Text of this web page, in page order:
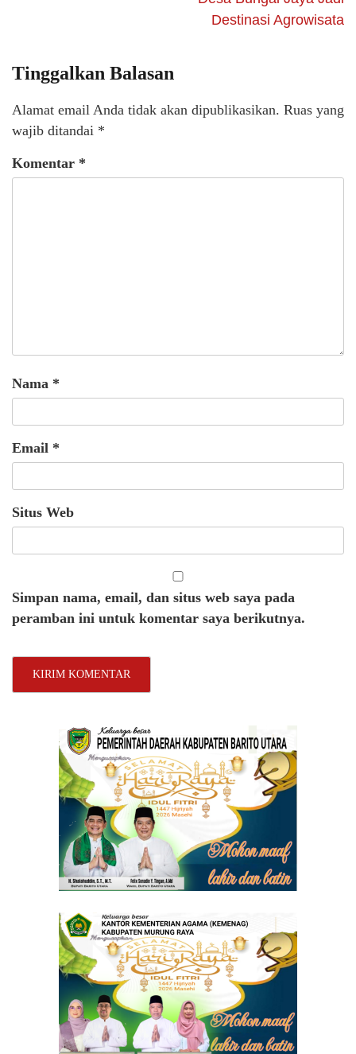
Destinasi Agrowisata
Tinggalkan Balasan
Alamat email Anda tidak akan dipublikasikan. Ruas yang
wajib ditandai *
Komentar *
Nama *
Email *
Situs Web
Simpan nama, email, dan situs web saya pada
peramban ini untuk komentar saya berikutnya.